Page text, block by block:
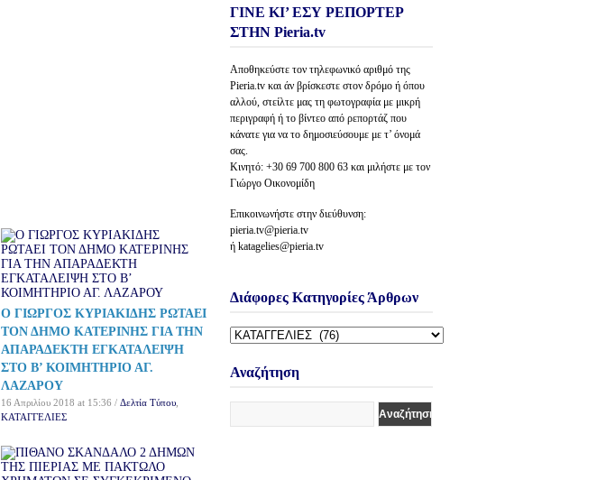
Ο ΓΙΩΡΓΟΣ ΚΥΡΙΑΚΙΔΗΣ ΡΩΤΑΕΙ
ΤΟΝ ΔΗΜΟ ΚΑΤΕΡΙΝΗΣ ΓΙΑ ΤΗΝ
ΑΠΑΡΑΔΕΚΤΗ ΕΓΚΑΤΑΛΕΙΨΗ
ΣΤΟ Β’ ΚΟΙΜΗΤΗΡΙΟ ΑΓ.
ΛΑΖΑΡΟΥ
16 Απριλίου 2018 at 15:36 / Δελτία Τύπου
ΚΑΤΑΓΓΕΛΙΕΣ
ΓΙΝΕ ΚΙ’ ΕΣΥ ΡΕΠΟΡΤΕΡ
ΣΤΗΝ Pieria.tv
Αποθηκεύστε τον τηλεφωνικό αριθμό της
Pieria.tv και άν βρίσκεστε στον δρόμο ή όπου
αλλού, στείλτε μας τη φωτογραφία με μικρή
περιγραφή ή το βίντεο από ρεπορτάζ που
κάνατε για να το δημοσιεύσουμε με τ’ όνομά
σας.
Κινητό: +30 69 700 800 63 και μιλήστε με τον
Γιώργο Οικονομίδη
Επικοινωνήστε στην διεύθυνση:
pieria.tv@pieria.tv
ή katagelies@pieria.tv
Διάφορες Κατηγορίες Άρθρων
Διάφορες
Άρθρων
Αναζήτηση